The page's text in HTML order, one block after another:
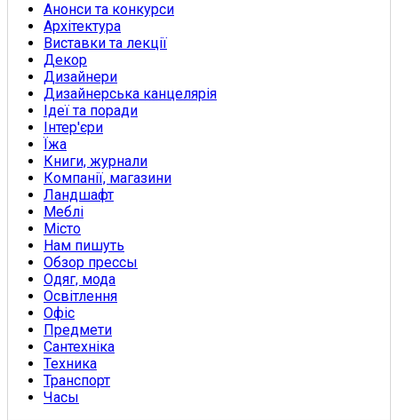
Анонси та конкурси
Архітектура
Виставки та лекції
Декор
Дизайнери
Дизайнерська канцелярія
Ідеї та поради
Інтер'єри
Їжа
Книги, журнали
Компанії, магазини
Ландшафт
Меблі
Місто
Нам пишуть
Обзор прессы
Одяг, мода
Освітлення
Офіс
Предмети
Сантехніка
Техника
Транспорт
Часы